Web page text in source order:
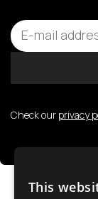
Check our privacy
This